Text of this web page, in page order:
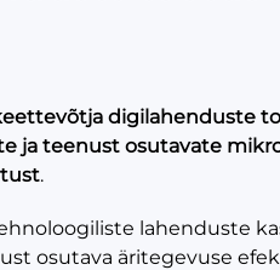
digilahenduste
ja teenust osutavate
.
lahenduste
osutava äritegevuse